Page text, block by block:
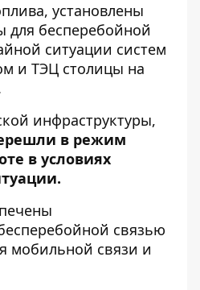
установлены
для бесперебойной
ситуации систем
и ТЭЦ столицы на
инфраструктуры,
в режим
в условиях
связью
мобильной связи и